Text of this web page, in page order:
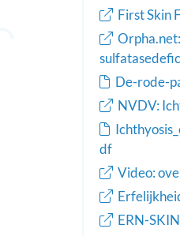
First Skin
De-rode-
NVDV:
df
Video:
ERN-